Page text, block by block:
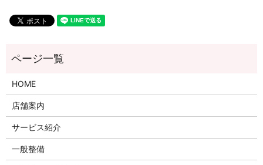
HOME
店舗案内
サービス紹介
一般整備